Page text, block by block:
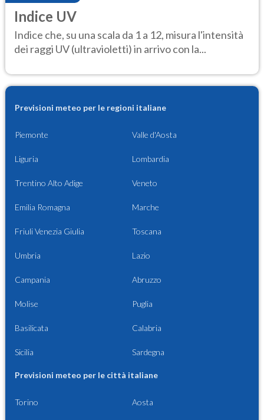
Indice UV
Indice che, su una scala da 1 a 12, misura l'intensità
dei raggi UV (ultravioletti) in arrivo con la...
Previsioni meteo per le regioni italiane
Piemonte Valle d'Aosta
Liguria Lombardia
Trentino Alto Adige Veneto
Emilia Romagna Marche
Friuli Venezia Giulia Toscana
Umbria Lazio
Campania Abruzzo
Molise Puglia
Basilicata Calabria
Sicilia Sardegna
Previsioni meteo per le città italiane
Torino Aosta